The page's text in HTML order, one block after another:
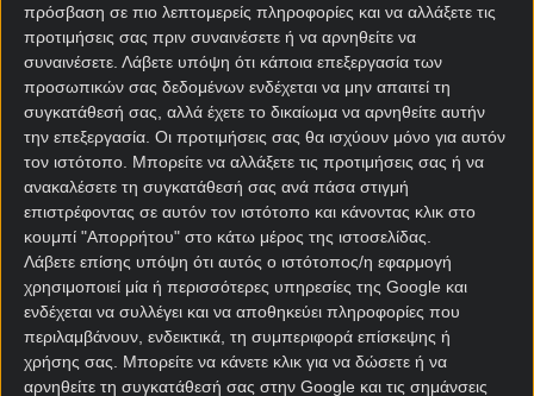
πρόσβαση σε πιο λεπτομερείς πληροφορίες και να αλλάξετε τις
προτιμήσεις σας πριν συναινέσετε ή να αρνηθείτε να
συναινέσετε. Λάβετε υπόψη ότι κάποια επεξεργασία των
προσωπικών σας δεδομένων ενδέχεται να μην απαιτεί τη
συγκατάθεσή σας, αλλά έχετε το δικαίωμα να αρνηθείτε αυτήν
την επεξεργασία. Οι προτιμήσεις σας θα ισχύουν μόνο για αυτόν
τον ιστότοπο. Μπορείτε να αλλάξετε τις προτιμήσεις σας ή να
ανακαλέσετε τη συγκατάθεσή σας ανά πάσα στιγμή
επιστρέφοντας σε αυτόν τον ιστότοπο και κάνοντας κλικ στο
κουμπί "Απορρήτου" στο κάτω μέρος της ιστοσελίδας.
Λάβετε επίσης υπόψη ότι αυτός ο ιστότοπος/η εφαρμογή
χρησιμοποιεί μία ή περισσότερες υπηρεσίες της Google και
ενδέχεται να συλλέγει και να αποθηκεύει πληροφορίες που
περιλαμβάνουν, ενδεικτικά, τη συμπεριφορά επίσκεψης ή
χρήσης σας. Μπορείτε να κάνετε κλικ για να δώσετε ή να
αρνηθείτε τη συγκατάθεσή σας στην Google και τις σημάνσεις
Αρχική Σελίδα
Χρήστος Σωτηρακόπουλος
Προγνωστικά
Βαθμολογίες - Στατιστικά
Κουπόνι
Πρόγραμμα TV
Προσφορές*
Για όλες τιςΠροσφορές: *Ισχύουν όροι και